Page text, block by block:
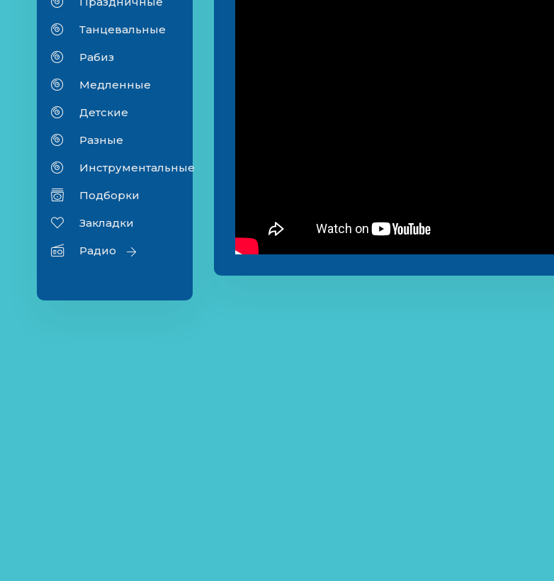
Танцевальные
Рабиз
Медленные
Детские
Разные
Инструментальные
Подборки
Закладки
Радио